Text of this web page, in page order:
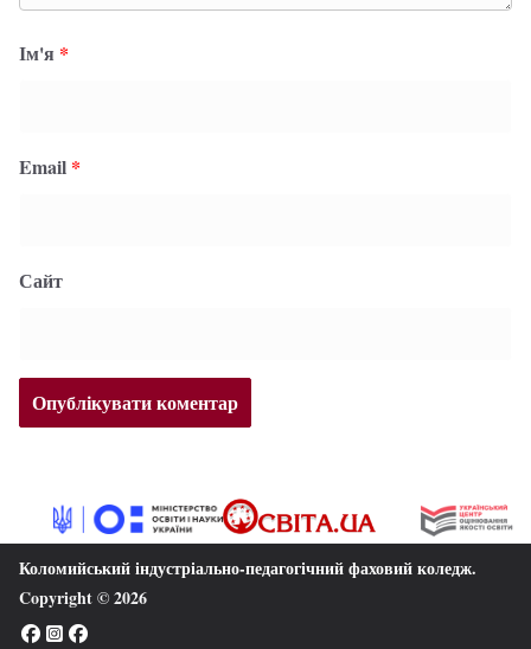
Ім'я *
Email *
Сайт
Коломийський індустріально-педагогічний фаховий коледж.
Copyright © 2026